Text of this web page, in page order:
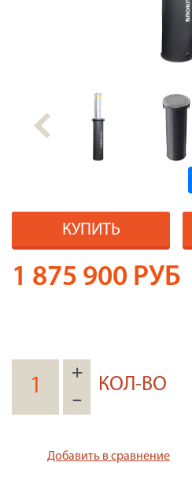
КУПИТЬ
1 875 900 РУБ
+
–
КОЛ-ВО
Добавить в сравнение